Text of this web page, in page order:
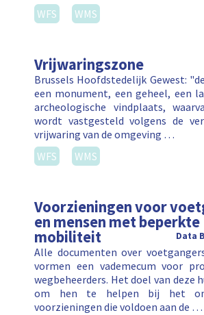
WFS
WMS
Vrijwaringszone
Brussels Hoofdstedelijk Gewest:
een monument, een geheel, een
archeologische vindplaats,
wordt vastgesteld volgens de
vrijwaring van de omgeving …
WFS
WMS
Voorzieningen voor
en mensen met beperkte
mobiliteit Data
Alle documenten over
vormen een vademecum voor
wegbeheerders. Het doel van deze
om hen te helpen bij het
voorzieningen die voldoen aan de …